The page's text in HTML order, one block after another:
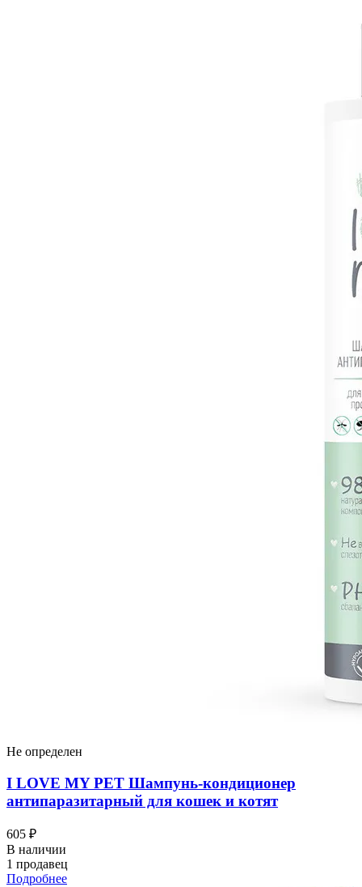
Не определен
I LOVЕ MY PET Шампунь-кондиционер
антипаразитарный для кошек и котят
605 ₽
В наличии
1 продавец
Подробнее